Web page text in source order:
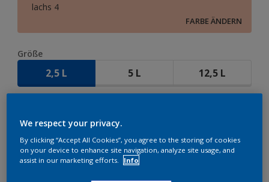
lachs 4
FARBE ÄNDERN
Größe
2,5 L 5 L 12,5 L
We respect your privacy.
By clicking “Accept All Cookies”, you agree to the storing of cookies
on your device to enhance site navigation, analyze site usage, and
assist in our marketing efforts.
Info